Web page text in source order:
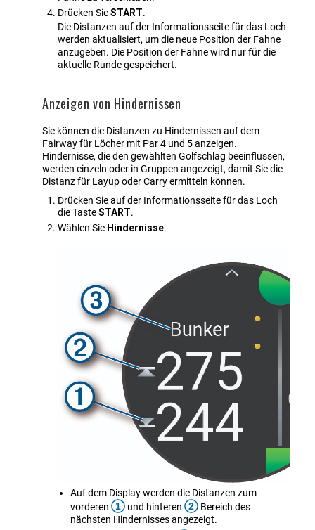
Drücken SieSTART.
Die Distanzen auf der Informationsseite für das Loch
werden aktualisiert, um die neue Position der Fahne
anzugeben. Die Position der Fahne wird nur für die
aktuelle Runde gespeichert.
Anzeigen von Hindernissen
Sie können die Distanzen zu Hindernissen auf dem
Fairway für Löcher mit Par 4 und 5 anzeigen.
Hindernisse, die den gewählten Golfschlag beeinflussen,
werden einzeln oder in Gruppen angezeigt, damit Sie die
Distanz für Layup oder Carry ermitteln können.
Drücken Sie auf der Informationsseite für das Loch
die TasteSTART.
Wählen Sie Hindernisse.
Auf dem Display werden die Distanzen zum
vorderen
1 und hinteren 2
Bereich des
nächsten Hindernisses angezeigt.